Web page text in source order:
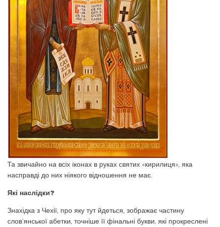
Та звичайно на всіх іконах в руках святих «кирилиця», яка
насправді до них ніякого відношення не має.
Які наслідки?
Знахідка з Чехії, про яку тут йдеться, зображає частину
слов’янської абетки, точніше її фінальні букви, які прокреслені